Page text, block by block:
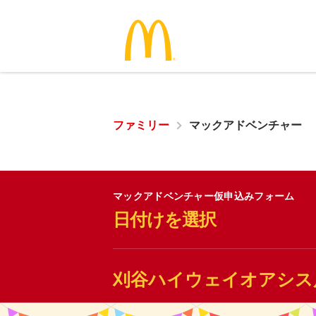
ファミリー マックアドベンチャー
マックアドベンチャー仮申込みフォーム
日付けを選択
刈谷ハイウェイオアシ